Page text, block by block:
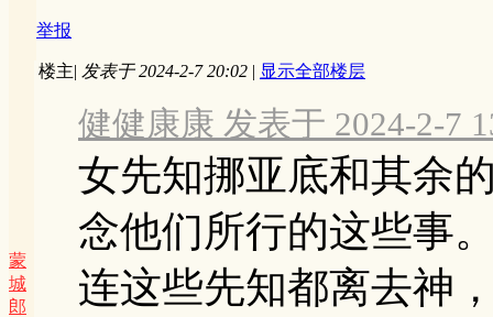
举报
蒙
城
郎
楼主| 发表于 2024-2-7 20:02 | 显示全部楼层
健健康康 发表于 2024-2-7
女先知挪亚底和其余
念他们所行的这些事
连这些先知都离去神